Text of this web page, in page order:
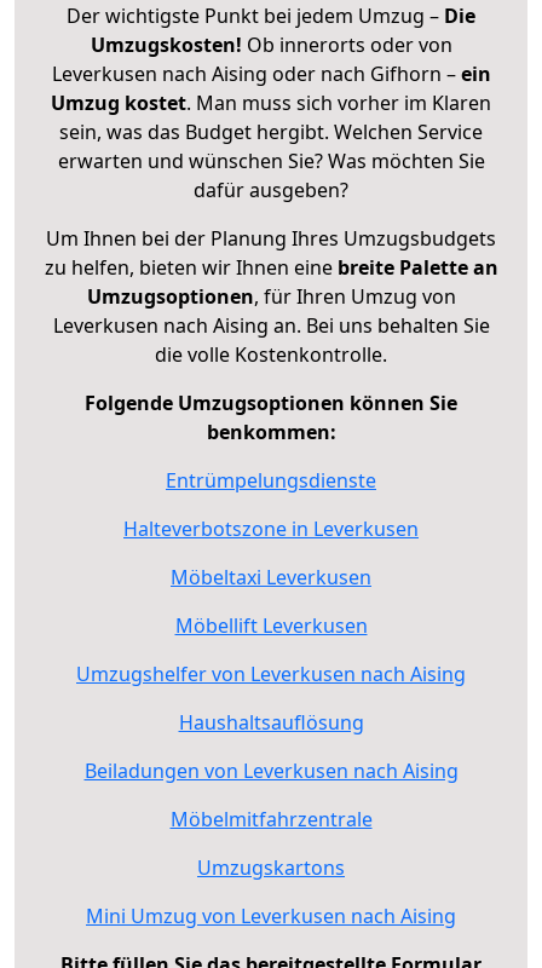
Der wichtigste Punkt bei jedem Umzug – Die
Umzugskosten! Ob innerorts oder von
Leverkusen nach Aising oder nach Gifhorn –ein
Umzug kostet. Man muss sich vorher im Klaren
sein, was das Budget hergibt. Welchen Service
erwarten und wünschen Sie? Was möchten Sie
dafür ausgeben?
Um Ihnen bei der Planung Ihres Umzugsbudgets
zu helfen, bieten wir Ihnen eine breite Palette an
Umzugsoptionen, für Ihren Umzug von
Leverkusen nach Aising an. Bei uns behalten Sie
die volle Kostenkontrolle.
Folgende Umzugsoptionen können Sie
benkommen:
Entrümpelungsdienste
Halteverbotszone in Leverkusen
Möbeltaxi Leverkusen
Möbellift Leverkusen
Umzugshelfer von Leverkusen nach Aising
Haushaltsauflösung
Beiladungen von Leverkusen nach Aising
Möbelmitfahrzentrale
Umzugskartons
Mini Umzug von Leverkusen nach Aising